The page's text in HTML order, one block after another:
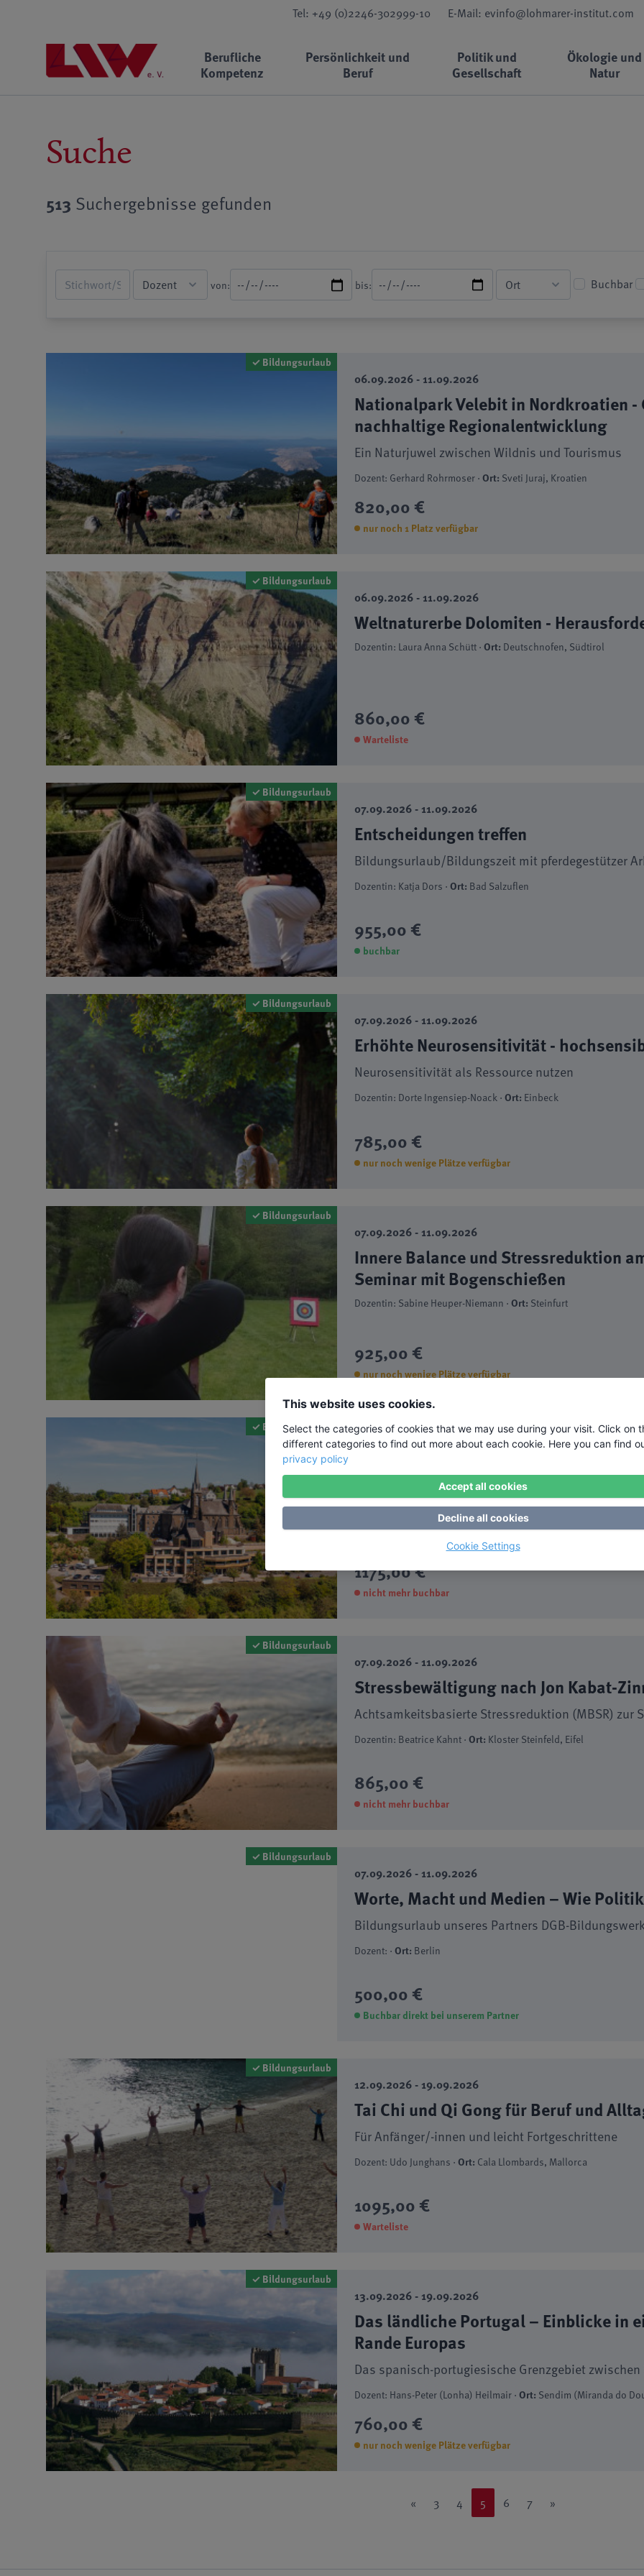
Tel: +49 (0)2246-302999-10 E-Mail: evinfo@lohmarer-institut.com
Berufliche
Kompetenz
Persönlichkeit und
Beruf
Politik und
Gesellschaft
Ökologie und
Natur
Suche
513 Suchergebnisse gefunden
von: bis: Buchbar
✓ Bildungsurlaub
06.09.2026 - 11.09.2026
Nationalpark Velebit in Nordkroatien -
nachhaltige Regionalentwicklung
Ein Naturjuwel zwischen Wildnis und Tourismus
Dozent: Gerhard Rohrmoser ·Ort: Sveti Juraj, Kroatien
820,00 €
nur noch 1 Platz verfügbar
✓ Bildungsurlaub
06.09.2026 - 11.09.2026
Weltnaturerbe Dolomiten -
Dozentin: Laura Anna Schütt ·Ort: Deutschnofen, Südtirol
860,00 €
Warteliste
✓ Bildungsurlaub
07.09.2026 - 11.09.2026
Entscheidungen treffen
Bildungsurlaub/Bildungszeit mit pferdegestützer
Dozentin: Katja Dors ·Ort: Bad Salzuflen
955,00 €
buchbar
✓ Bildungsurlaub
07.09.2026 - 11.09.2026
Erhöhte Neurosensitivität -
Neurosensitivität als Ressource nutzen
Dozentin: Dorte Ingensiep-Noack ·Ort: Einbeck
785,00 €
nur noch wenige Plätze verfügbar
✓ Bildungsurlaub
07.09.2026 - 11.09.2026
Innere Balance und Stressreduktion
Seminar mit Bogenschießen
Dozentin: Sabine Heuper-Niemann ·Ort: Steinfurt
925,00 €
nur noch wenige Plätze verfügbar
✓ Bildungsurlaub
07.09.2026 - 11.09.2026
Souveränität im Beruf stärken -
Profil und Yoga Flows
Für mehr Selbstbewusstsein und Gelassenheit im
Dozent: Evelyn Schneider ·Ort:Waldbreitbach
1175,00 €
nicht mehr buchbar
✓ Bildungsurlaub
07.09.2026 - 11.09.2026
Stressbewältigung nach Jon Kabat-
Achtsamkeitsbasierte Stressreduktion (MBSR) zur
Dozentin: Beatrice Kahnt ·Ort: Kloster Steinfeld, Eifel
865,00 €
nicht mehr buchbar
✓ Bildungsurlaub
07.09.2026 - 11.09.2026
Worte, Macht und Medien – Wie
Bildungsurlaub unseres Partners DGB-
Dozent: ·Ort: Berlin
500,00 €
Buchbar direkt bei unserem Partner
✓ Bildungsurlaub
12.09.2026 - 19.09.2026
Tai Chi und Qi Gong für Beruf und
Für Anfänger/-innen und leicht Fortgeschrittene
Dozent: Udo Junghans ·Ort: Cala Llombards, Mallorca
1095,00 €
Warteliste
✓ Bildungsurlaub
13.09.2026 - 19.09.2026
Das ländliche Portugal – Einblicke in
Rande Europas
Das spanisch-portugiesische Grenzgebiet
Dozent: Hans-Peter (Lonha) Heilmair ·Ort: Sendim (Miranda do
760,00 €
nur noch wenige Plätze verfügbar
« 3 4 5 6 7 »
This website uses cookies.
Select the categories of cookies that we may use during your visit. Click on
different categories to find out more about each cookie. Here you can find
privacy policy
Accept all cookies
Decline all cookies
Cookie Settings